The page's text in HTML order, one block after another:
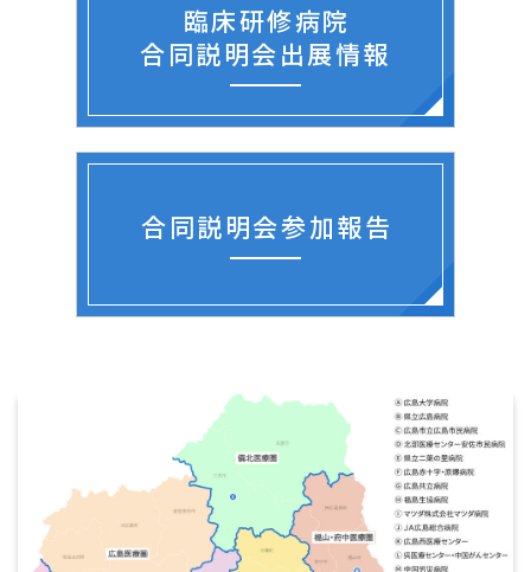
臨床研修病院
合同説明会出展情報
合同説明会参加報告